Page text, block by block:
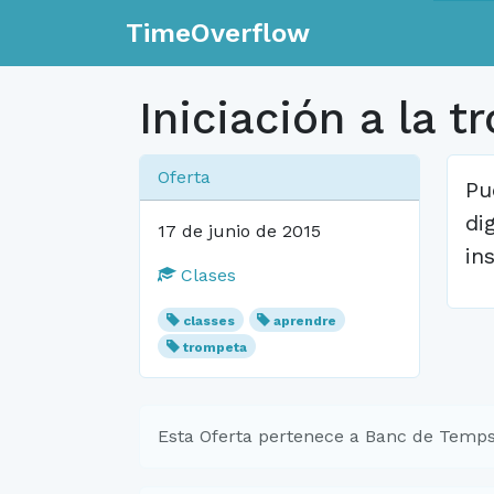
TimeOverflow
Iniciación a la
Oferta
17 de junio de 2015
Clases
classes
aprendre
trompeta
Esta Oferta pertenece a Banc de